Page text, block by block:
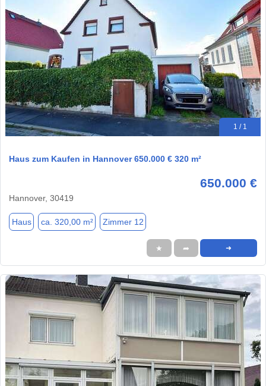
1 / 1
Haus zum Kaufen in Hannover 650.000 € 320 m²
650.000 €
Hannover, 30419
Haus ca. 320,00 m² Zimmer 12
★ ➦ ➜